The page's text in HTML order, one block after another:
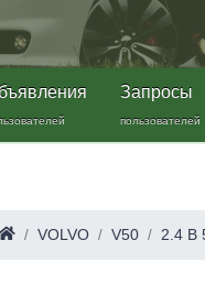
Запросы
пользователей
VOLVO V50 2.4 B